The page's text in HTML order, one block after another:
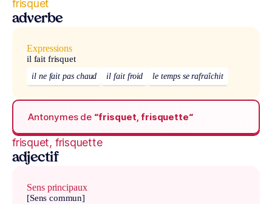
frisquet
adverbe
Expressions
il fait frisquet
il ne fait pas chaud il fait froid le temps se rafraîchit
Antonymes de “frisquet, frisquette“
frisquet, frisquette
adjectif
Sens principaux
[Sens commun]